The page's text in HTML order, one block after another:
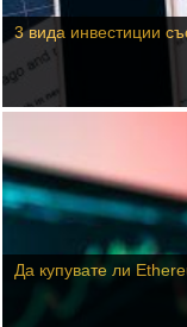
3 вида инвестиции
Да купувате ли